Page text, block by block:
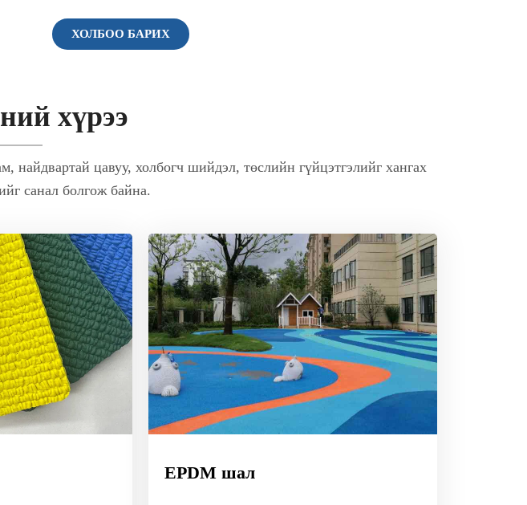
ХОЛБОО БАРИХ
хүрээ
найдвартай цавуу, холбогч шийдэл, төслийн гүйцэтгэлийг хангах
санал болгож байна.
EPDM шал